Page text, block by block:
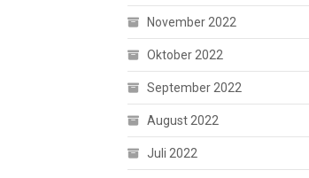
November 2022
Oktober 2022
September 2022
August 2022
Juli 2022